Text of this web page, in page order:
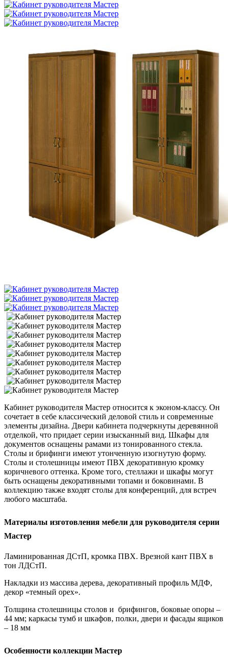
Кабинет руководителя Мастер относится к эконом-классу. Он
сочетает в себе классический деловой стиль и современные
элементы дизайна. Двери кабинета подчеркнуты деревянной
отделкой, что придает серии изысканный вид. Шкафы для
документов оснащены рамами из тонированного стекла.
Столы и брифинги имеют утонченную изогнутую форму.
Столы и столешницы имеют ПВХ декоративную кромку
коричневого оттенка. Кроме того, стеллажи и шкафы могут
быть оснащены декоративными топами и боковинами. В
коллекцию также входят столы для конференций, для встреч
любого масштаба.
Материалы изготовления мебели для руководителя серии
Мастер
Ламинированная ДСтП, кромка ПВХ. Врезной кант ПВХ в
тон ЛДСтП.
Накладки из массива дерева, декоративный профиль МДФ,
декор «темный орех».
Толщина столешницы столов и брифингов, боковые опоры –
44 мм; каркасы тумб и шкафов, полки, двери и фасады ящиков
– 18 мм
Особенности коллекции Мастер